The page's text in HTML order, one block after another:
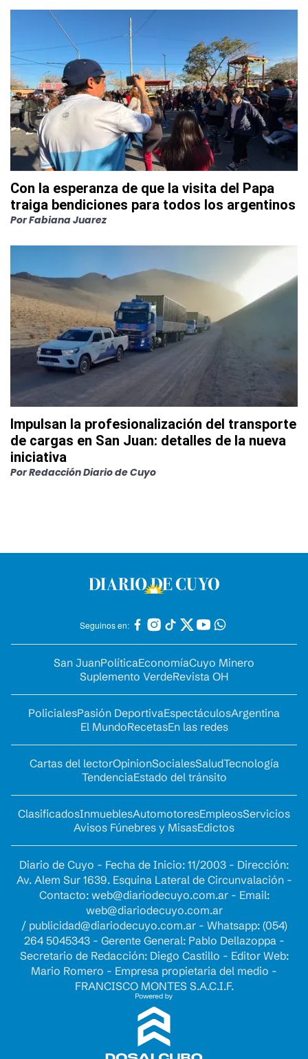
Con la esperanza de que la visita del Papa
traiga bendiciones para todos los argentinos
PorFabiana Juarez
Impulsan la profesionalización del transporte
de cargas en San Juan: detalles de la nueva
iniciativa
PorRedacción Diario de Cuyo
Seguinos en:
San JuanPolíticaEconomíaCuyo Minero
Suplemento VerdeRevista OH
PolicialesPasión DeportivaEspectáculosArgentina
El MundoRecetasEn las redes
Cartas del lectorOpinionSocialesSaludTecnología
TendenciaEstado del tránsito
ClasificadosInmueblesAutomotoresEmpleosServicios
Avisos Fúnebres y MisasEdictos
Diario de Cuyo - Fecha de Inicio: 11/2003 - Dirección:
Av. Alem Sur 1639. Esquina Lateral de Circunvalación -
Contacto: web@diariodecuyo.com.ar- Email:
web@diariodecuyo.com.ar
/ publicidad@diariodecuyo.com.ar- Whatsapp: (054)
264 5045343 - Gerente General: Pablo Dellazoppa -
Secretario de Redacción: Diego Castillo - Editor Web:
Mario Romero - Empresa propietaria del medio -
FRANCISCO MONTES S.A.C.I.F.